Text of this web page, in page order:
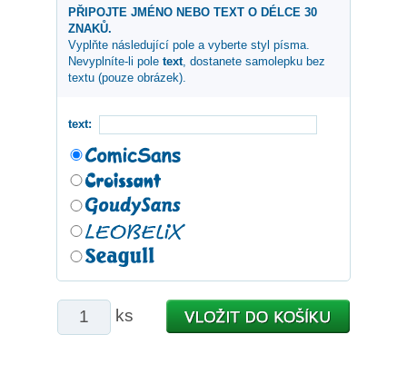
PŘIPOJTE JMÉNO NEBO TEXT O DÉLCE 30
ZNAKŮ.
Vyplňte následující pole a vyberte styl písma.
Nevyplníte-li pole text, dostanete samolepku bez
textu (pouze obrázek).
text:
ks